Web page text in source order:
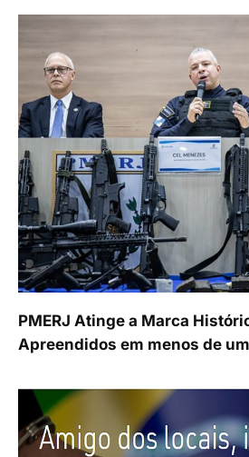
PMERJ Atinge a Marca
Apreendidos em menos de